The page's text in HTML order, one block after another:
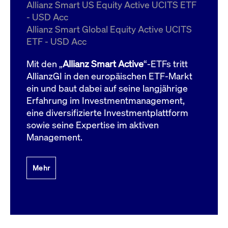
Allianz Smart US Equity Active UCITS ETF
- USD Acc
Allianz Smart Global Equity Active UCITS
ETF - USD Acc
Mit den „Allianz Smart Active“-ETFs tritt
AllianzGI in den europäischen ETF-Markt
ein und baut dabei auf seine langjährige
Erfahrung im Investmentmanagement,
eine diversifizierte Investmentplattform
sowie seine Expertise im aktiven
Management.
Mehr
ApplicationGatewayAffinityCORS
boerse.com
Domain
bis